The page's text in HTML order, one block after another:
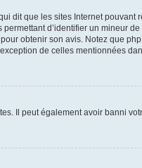
dit que les sites Internet
d’identifier un mineur
obtenir son avis. Notez que
de celles mentionnées
Il peut également avoir banni